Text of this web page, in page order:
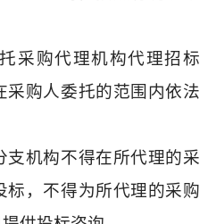
购代理机构代理招标
采购人委托的范围内依法
机构不得在所代理的采
标，不得为所代理的采购